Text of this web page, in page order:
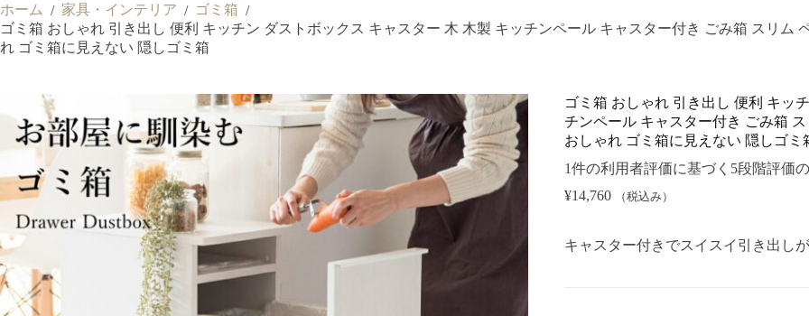
ホーム / 家具・インテリア / ゴミ箱 /
ゴミ箱 おしゃれ 引き出し 便利 キッチン ダストボックス キャスター 木 木製 キッチンペール キャスター付き ごみ箱 スリム
れ ゴミ箱に見えない 隠しゴミ箱
ゴミ箱 おしゃれ 引き出し 便利 キッ
チンペール キャスター付き ごみ箱
おしゃれ ゴミ箱に見えない 隠しゴミ
1件の利用者評価に基づく5段階評価の
¥14,760 （税込み）
キャスター付きでスイスイ引き出し